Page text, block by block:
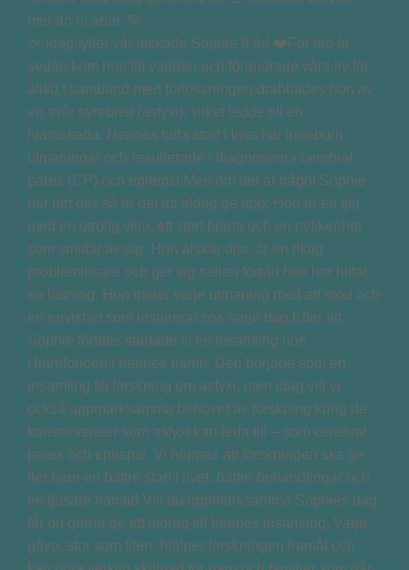
🎉 Idag fyller vår älskade Sophie 9 år! ❤️För nio år
sedan kom hon till världen och förändrade våra liv för
alltid.I samband med förlossningen drabbades hon av
en svår syrebrist (asfyxi), vilket ledde till en
hjärnskada. Hennes tuffa start i livet har inneburit
utmaningar och resulterade i diagnoserna cerebral
pares (CP) och epilepsi.Men om det är något Sophie
har lärt oss så är det att aldrig ge upp. Hon är en tjej
med en otrolig vilja, ett stort hjärta och en nyfikenhet
som smittar av sig. Hon älskar djur, är en riktig
problemlösare och ger sig sällan förrän hon har hittat
en lösning. Hon möter varje utmaning med ett mod och
en envishet som inspirerar oss varje dag.Efter att
Sophie föddes startade vi en insamling hos
Hjärnfonden i hennes namn. Den började som en
insamling till forskning om asfyxi, men idag vill vi
också uppmärksamma behovet av forskning kring de
konsekvenser som asfyxi kan leda till – som cerebral
pares och epilepsi. Vi hoppas att forskningen ska ge
fler barn en bättre start i livet, bättre behandlingar och
en ljusare framtid.Vill du uppmärksamma Sophies dag
får du gärna ge ett bidrag till hennes insamling. Varje
gåva, stor som liten, hjälper forskningen framåt och